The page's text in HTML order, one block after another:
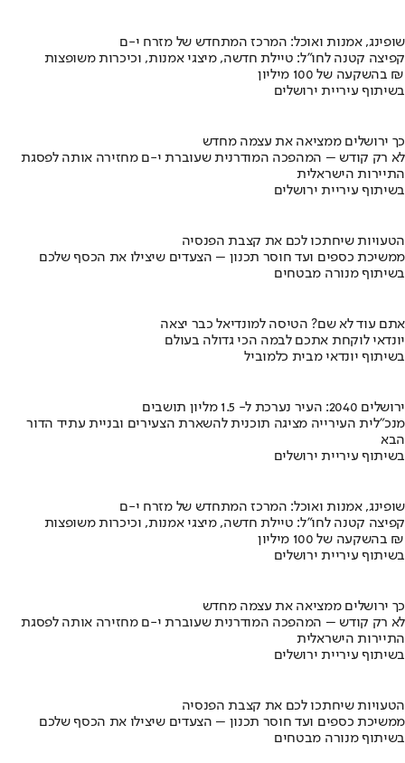
שופינג, אמנות ואוכל: המרכז המתחדש של מזרח י-ם
קפיצה קטנה לחו"ל: טיילת חדשה, מיצגי אמנות, וכיכרות משופצות
בהשקעה של 100 מיליון ₪
בשיתוף עיריית ירושלים
כך ירושלים ממציאה את עצמה מחדש
לא רק קודש – המהפכה המודרנית שעוברת י-ם מחזירה אותה לפסגת
התיירות הישראלית
בשיתוף עיריית ירושלים
הטעויות שיחתכו לכם את קצבת הפנסיה
ממשיכת כספים ועד חוסר תכנון – הצעדים שיצילו את הכסף שלכם
בשיתוף מנורה מבטחים
אתם עוד לא שם? הטיסה למונדיאל כבר יצאה
יונדאי לוקחת אתכם לבמה הכי גדולה בעולם
בשיתוף יונדאי מבית כלמוביל
ירושלים 2040: העיר נערכת ל- 1.5 מליון תושבים
מנכ"לית העירייה מציגה תוכנית להשארת הצעירים ובניית עתיד הדור
הבא
בשיתוף עיריית ירושלים
שופינג, אמנות ואוכל: המרכז המתחדש של מזרח י-ם
קפיצה קטנה לחו"ל: טיילת חדשה, מיצגי אמנות, וכיכרות משופצות
בהשקעה של 100 מיליון ₪
בשיתוף עיריית ירושלים
כך ירושלים ממציאה את עצמה מחדש
לא רק קודש – המהפכה המודרנית שעוברת י-ם מחזירה אותה לפסגת
התיירות הישראלית
בשיתוף עיריית ירושלים
הטעויות שיחתכו לכם את קצבת הפנסיה
ממשיכת כספים ועד חוסר תכנון – הצעדים שיצילו את הכסף שלכם
בשיתוף מנורה מבטחים